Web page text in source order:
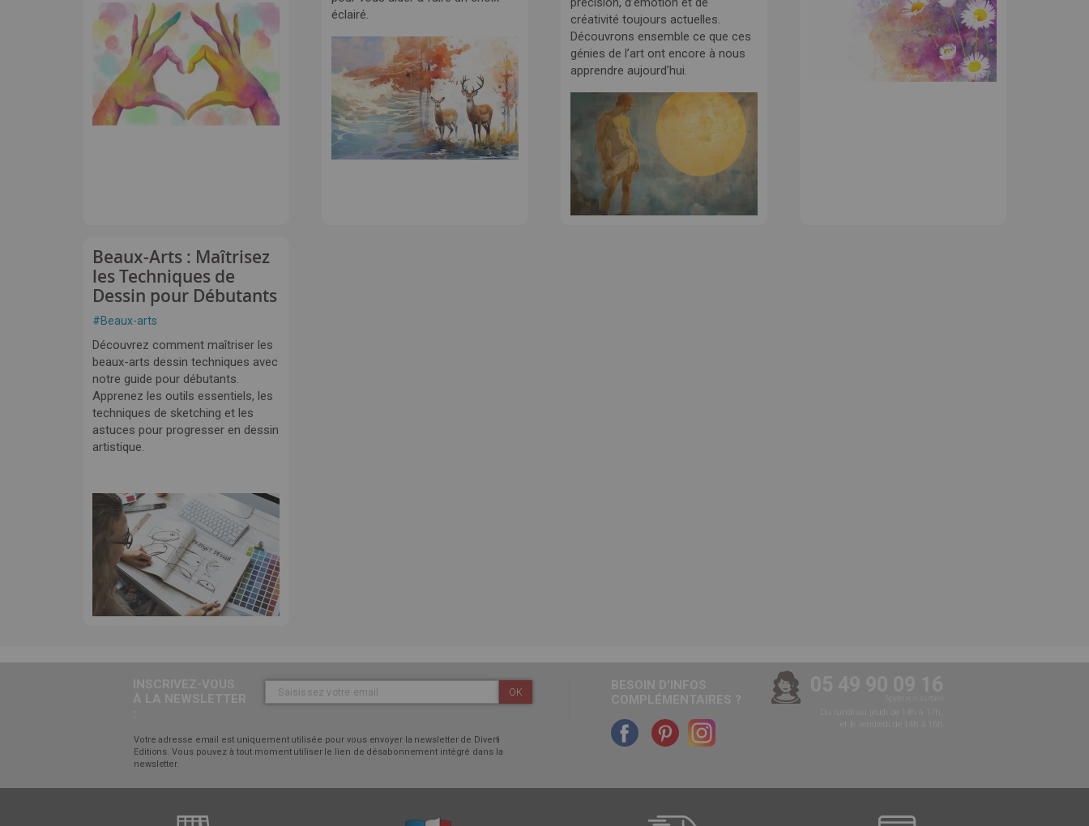
éclairé.
créativité toujours actuelles.
Découvrons ensemble ce que ces
génies de l’art ont encore à nous
apprendre aujourd’hui.
Beaux-Arts : Maîtrisez
les Techniques de
Dessin pour Débutants
#Beaux-arts
Découvrez comment maîtriser les
beaux-arts dessin techniques avec
notre guide pour débutants.
Apprenez les outils essentiels, les
techniques de sketching et les
astuces pour progresser en dessin
artistique.
OK
Votre adresse email est uniquement utilisée pour vous envoyer la newsletter de Diverti
Editions. Vous pouvez à tout moment utiliser le lien de désabonnement intégré dans la
newsletter.